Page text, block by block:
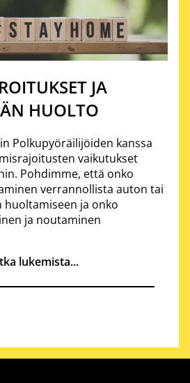
JA
HUOLTO
Polkupyöräilijöiden kanssa
vaikutukset
Pohdimme, että onko
verrannollista auton tai
ja onko
ja noutaminen
lukemista...